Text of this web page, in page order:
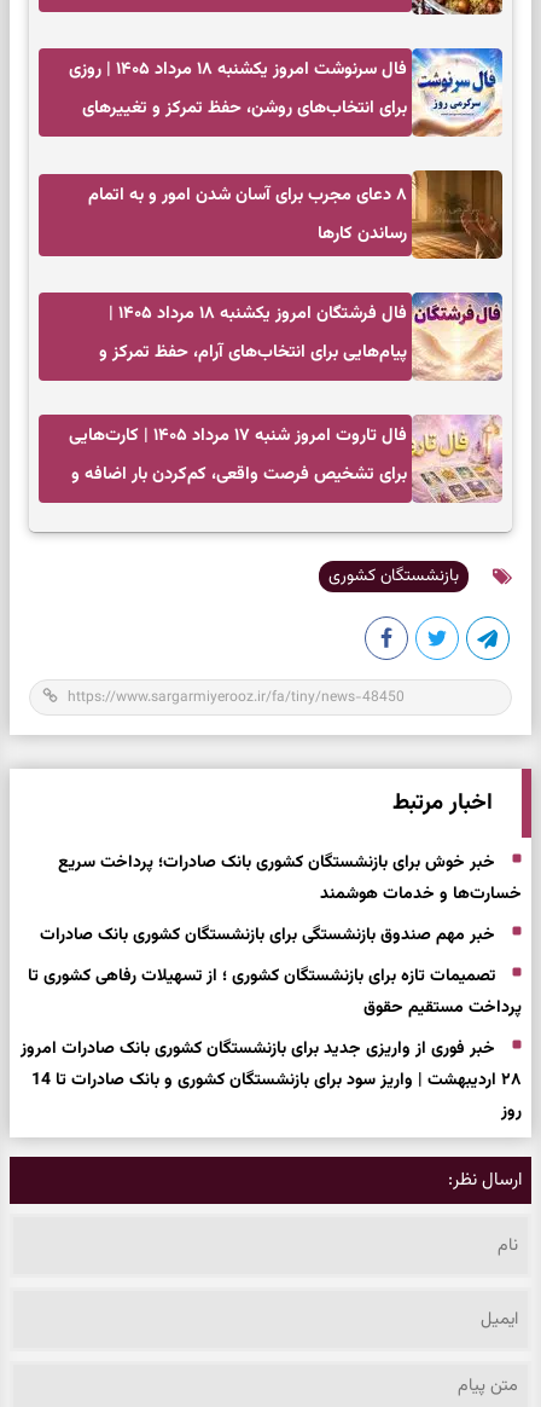
فال سرنوشت امروز یکشنبه ۱۸ مرداد ۱۴۰۵ | روزی
برای انتخاب‌های روشن، حفظ تمرکز و تغییرهای
۸ دعای مجرب برای آسان شدن امور و به اتمام
رساندن کار‌ها
فال فرشتگان امروز یکشنبه ۱۸ مرداد ۱۴۰۵ |
پیام‌هایی برای انتخاب‌های آرام، حفظ تمرکز و
فال تاروت امروز شنبه ۱۷ مرداد ۱۴۰۵ | کارت‌هایی
برای تشخیص فرصت واقعی، کم‌کردن بار اضافه و
بازنشستگان کشوری
اخبار مرتبط
خبر خوش برای بازنشستگان کشوری بانک صادرات؛ پرداخت سریع
خسارت‌ها و خدمات هوشمند
خبر مهم صندوق بازنشستگی برای بازنشستگان کشوری بانک صادرات
تصمیمات تازه برای بازنشستگان کشوری ؛ از تسهیلات رفاهی کشوری تا
پرداخت مستقیم حقوق
خبر فوری از واریزی جدید برای بازنشستگان کشوری بانک صادرات امروز
۲۸ اردیبهشت | واریز سود برای بازنشستگان کشوری و بانک صادرات تا 14
روز
ارسال نظر: